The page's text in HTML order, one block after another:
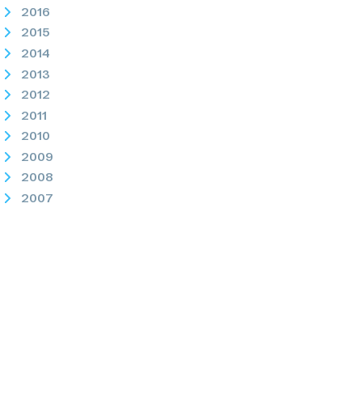
2016
2015
2014
2013
2012
2011
2010
2009
2008
2007